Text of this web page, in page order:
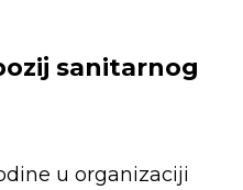
sanitarnog
u organizaciji